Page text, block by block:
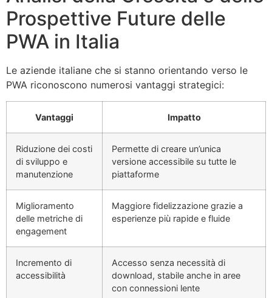
Prospettive Future delle
PWA in Italia
Le aziende italiane che si stanno orientando verso le
PWA riconoscono numerosi vantaggi strategici:
Vantaggi Impatto
Riduzione dei costi
di sviluppo e
manutenzione
Permette di creare un’unica
versione accessibile su tutte le
piattaforme
Miglioramento
delle metriche di
engagement
Maggiore fidelizzazione grazie a
esperienze più rapide e fluide
Incremento di
accessibilità
Accesso senza necessità di
download, stabile anche in aree
con connessioni lente